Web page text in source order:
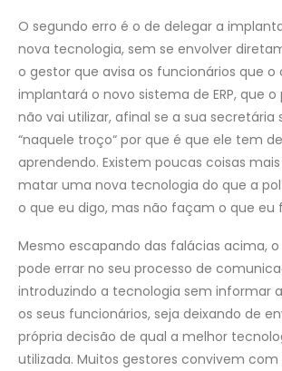
O segundo erro é o de delegar a
nova tecnologia, sem se envolver
o gestor que avisa os funcionários que o
implantará o novo sistema de ERP, que
não vai utilizar, afinal se a sua secretária
“naquele troço“ por que é que ele tem
aprendendo. Existem poucas coisas
matar uma nova tecnologia do que a
o que eu digo, mas não façam o que eu
Mesmo escapando das falácias acima,
pode errar no seu processo de
introduzindo a tecnologia sem informar
os seus funcionários, seja deixando de
própria decisão de qual a melhor
utilizada. Muitos gestores convivem